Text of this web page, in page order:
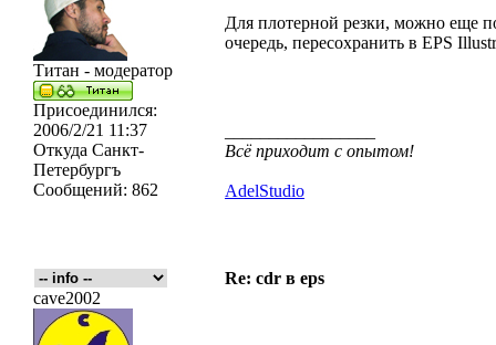
Титан - модератор
Присоединился:
2006/2/21 11:37
Откуда Санкт-
Петербургъ
Сообщений: 862
Для плотерной резки, можно еще
очередь, пересохранить в EPS
Всё приходит с опытом!
AdelStudio
Re: cdr в eps
cave2002